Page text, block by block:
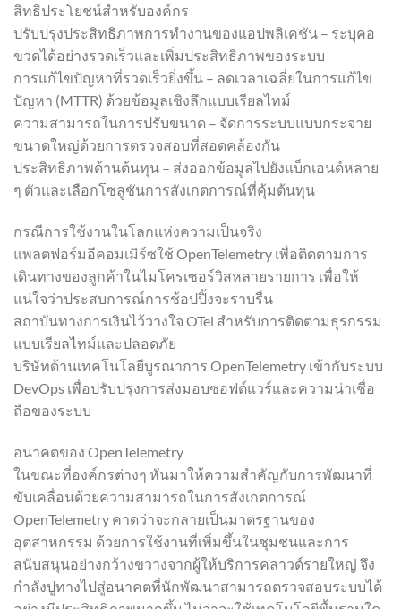
สิทธิประโยชน์สำหรับองค์กร
ปรับปรุงประสิทธิภาพการทำงานของแอปพลิเคชัน – ระบุคอ
ขวดได้อย่างรวดเร็วและเพิ่มประสิทธิภาพของระบบ
การแก้ไขปัญหาที่รวดเร็วยิ่งขึ้น – ลดเวลาเฉลี่ยในการแก้ไข
ปัญหา (MTTR) ด้วยข้อมูลเชิงลึกแบบเรียลไทม์
ความสามารถในการปรับขนาด – จัดการระบบแบบกระจาย
ขนาดใหญ่ด้วยการตรวจสอบที่สอดคล้องกัน
ประสิทธิภาพด้านต้นทุน – ส่งออกข้อมูลไปยังแบ็กเอนด์หลาย
ๆ ตัวและเลือกโซลูชันการสังเกตการณ์ที่คุ้มต้นทุน
กรณีการใช้งานในโลกแห่งความเป็นจริง
แพลตฟอร์มอีคอมเมิร์ซใช้ OpenTelemetry เพื่อติดตามการ
เดินทางของลูกค้าในไมโครเซอร์วิสหลายรายการ เพื่อให้
แน่ใจว่าประสบการณ์การช้อปปิ้งจะราบรื่น
สถาบันทางการเงินไว้วางใจ OTel สำหรับการติดตามธุรกรรม
แบบเรียลไทม์และปลอดภัย
บริษัทด้านเทคโนโลยีบูรณาการ OpenTelemetry เข้ากับระบบ
DevOps เพื่อปรับปรุงการส่งมอบซอฟต์แวร์และความน่าเชื่อ
ถือของระบบ
อนาคตของ OpenTelemetry
ในขณะที่องค์กรต่างๆ หันมาให้ความสำคัญกับการพัฒนาที่
ขับเคลื่อนด้วยความสามารถในการสังเกตการณ์
OpenTelemetry คาดว่าจะกลายเป็นมาตรฐานของ
อุตสาหกรรม ด้วยการใช้งานที่เพิ่มขึ้นในชุมชนและการ
สนับสนุนอย่างกว้างขวางจากผู้ให้บริการคลาวด์รายใหญ่ จึง
กำลังปูทางไปสู่อนาคตที่นักพัฒนาสามารถตรวจสอบระบบได้